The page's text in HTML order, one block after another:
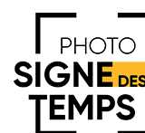
contenu